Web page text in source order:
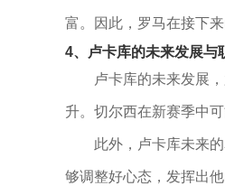
富。因此，罗马在接下
4、卢卡库的未来发展与
卢卡库的未来发展
升。切尔西在新赛季中
此外，卢卡库未来
够调整好心态，发挥出